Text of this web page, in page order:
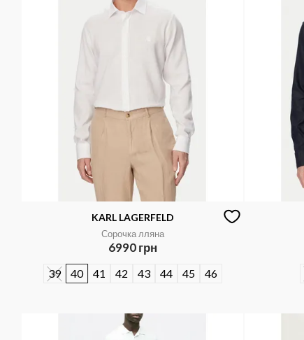
KARL LAGERFELD
Сорочка лляна
6990 грн
39 40 41 42 43 44 45 46